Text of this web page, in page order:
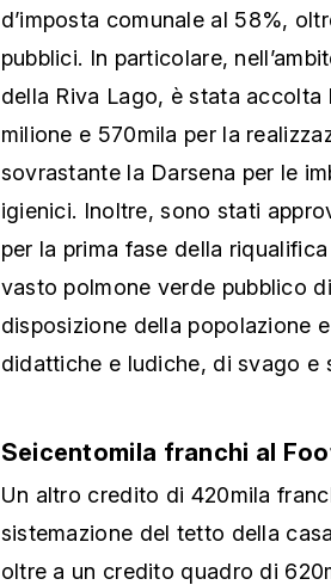
d’imposta comunale al 58%,
pubblici. In particolare,
della Riva Lago, è stata
milione e 570mila per la
sovrastante la Darsena per le
igienici. Inoltre, sono stati
per la prima fase della
vasto polmone verde pubblico
disposizione della popolazione
didattiche e ludiche, di svago e
Seicentomila franchi al
Un altro credito di 420mila
sistemazione del tetto della
oltre a un credito quadro di